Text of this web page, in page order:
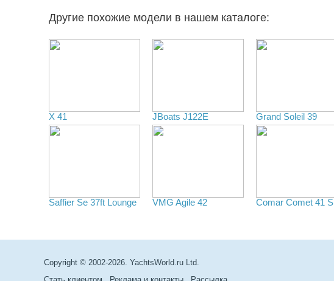
Другие похожие модели в нашем каталоге:
X 41 JBoats J122E Grand Soleil 39
Saffier Se 37ft Lounge VMG Agile 42 Comar Comet 41 S
Copyright © 2002-2026. YachtsWorld.ru Ltd.